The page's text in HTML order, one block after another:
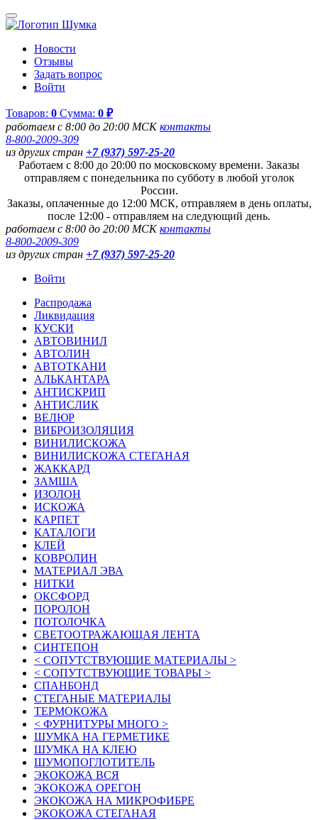
Новости
Отзывы
Задать вопрос
Войти
Товаров: 0 Сумма: 0 ₽
работаем с 8:00 до 20:00 МСКконтакты
8-800-2009-309
из других стран +7 (937) 597-25-20
Работаем с 8:00 до 20:00 по московскому времени. Заказы
отправляем с понедельника по субботу в любой уголок
России.
Заказы, оплаченные до 12:00 МСК, отправляем в день оплаты,
после 12:00 - отправляем на следующий день.
работаем с 8:00 до 20:00 МСКконтакты
8-800-2009-309
из других стран +7 (937) 597-25-20
Войти
Распродажа
Ликвидация
КУСКИ
АВТОВИНИЛ
АВТОЛИН
АВТОТКАНИ
АЛЬКАНТАРА
АНТИСКРИП
АНТИСЛИК
ВЕЛЮР
ВИБРОИЗОЛЯЦИЯ
ВИНИЛИСКОЖА
ВИНИЛИСКОЖА СТЕГАНАЯ
ЖАККАРД
ЗАМША
ИЗОЛОН
ИСКОЖА
КАРПЕТ
КАТАЛОГИ
КЛЕЙ
КОВРОЛИН
МАТЕРИАЛ ЭВА
НИТКИ
ОКСФОРД
ПОРОЛОН
ПОТОЛОЧКА
СВЕТООТРАЖАЮЩАЯ ЛЕНТА
СИНТЕПОН
< СОПУТСТВУЮЩИЕ МАТЕРИАЛЫ >
< СОПУТСТВУЮЩИЕ ТОВАРЫ >
СПАНБОНД
СТЕГАНЫЕ МАТЕРИАЛЫ
ТЕРМОКОЖА
< ФУРНИТУРЫ МНОГО >
ШУМКА НА ГЕРМЕТИКЕ
ШУМКА НА КЛЕЮ
ШУМОПОГЛОТИТЕЛЬ
ЭКОКОЖА ВСЯ
ЭКОКОЖА ОРЕГОН
ЭКОКОЖА НА МИКРОФИБРЕ
ЭКОКОЖА СТЕГАНАЯ